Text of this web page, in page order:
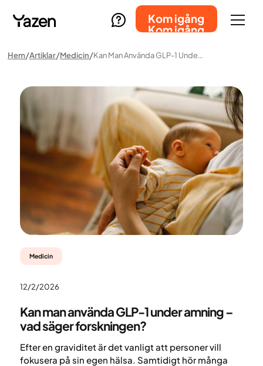
Kom igång
Kom igång
Hem Artiklar Medicin Kan Man Använda GLP-1 Under Amning – Vad Säger Forskningen?
Medicin
12/2/2026
Kan man använda GLP-1 under amning –
vad säger forskningen?
Efter en graviditet är det vanligt att personer vill
fokusera på sin egen hälsa. Samtidigt hör många